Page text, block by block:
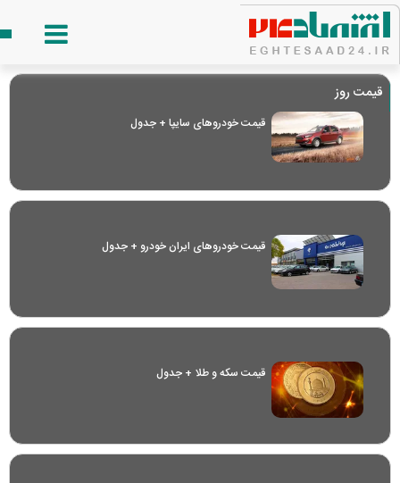
قیمت روز
قیمت خودرو‌های سایپا + جدول
قیمت خودرو‌های ایران خودرو + جدول
قیمت سکه و طلا + جدول